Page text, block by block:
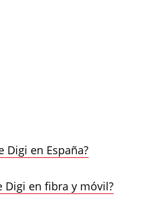
Digi en España?
Digi en fibra y móvil?